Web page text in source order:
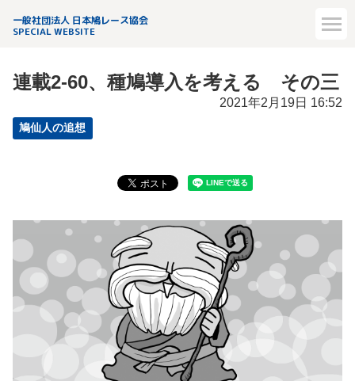
一般社団法人 日本鳩レース協会
SPECIAL WEBSITE
連載2-60、種鳩導入を考える その三
2021年2月19日 16:52
鳩仙人の追想